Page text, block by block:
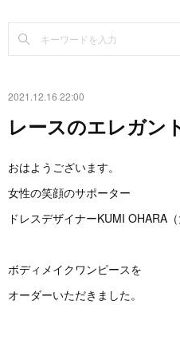
2021.12.16 22:00
レースのエレガン
おはようございます。
女性の笑顔のサポーター
ドレスデザイナーKUMI OHARA（
ボディメイクワンピースを
オーダーいただきました。